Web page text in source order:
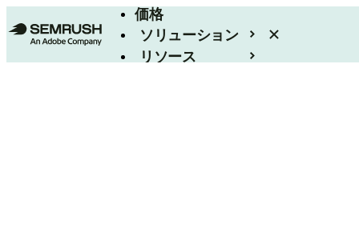
価格
ソリューション
リソース